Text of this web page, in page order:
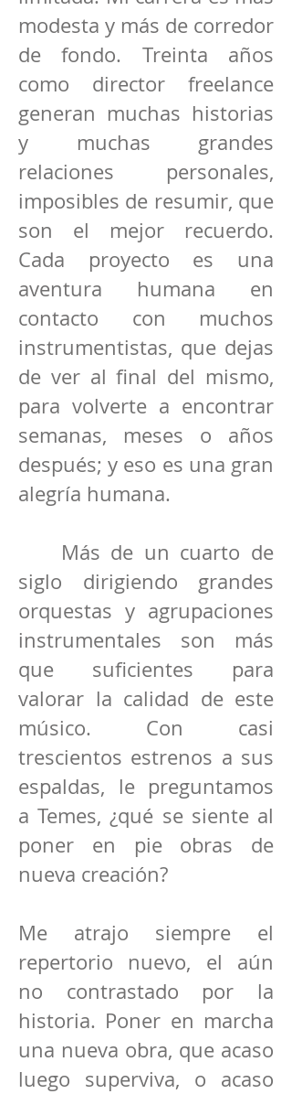
modesta y más de corredor
de fondo. Treinta años
como director freelance
generan muchas historias
y muchas grandes
relaciones personales,
imposibles de resumir, que
son el mejor recuerdo.
Cada proyecto es una
aventura humana en
contacto con muchos
instrumentistas, que dejas
de ver al final del mismo,
para volverte a encontrar
semanas, meses o años
después; y eso es una gran
alegría humana.
Más de un cuarto de
siglo dirigiendo grandes
orquestas y agrupaciones
instrumentales son más
que suficientes para
valorar la calidad de este
músico. Con casi
trescientos estrenos a sus
espaldas, le preguntamos
a Temes, ¿qué se siente al
poner en pie obras de
nueva creación?
Me atrajo siempre el
repertorio nuevo, el aún
no contrastado por la
historia. Poner en marcha
una nueva obra, que acaso
luego superviva, o acaso